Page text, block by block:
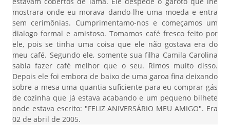
mostrara onde eu morava dando-lhe uma moeda e entra
sem cerimônias. Cumprimentamo-nos e começamos um
dialogo formal e amistoso. Tomamos café fresco feito por
ele, pois se tinha uma coisa que ele não gostava era do
meu café. Segundo ele, somente sua filha Camila Carolina
sabia fazer café melhor que o seu. Rimos muito disso.
Depois ele foi embora de baixo de uma garoa fina deixando
sobre a mesa uma quantia suficiente para eu comprar gás
de cozinha que já estava acabando e um pequeno bilhete
onde estava escrito: "FELIZ ANIVERSÁRIO MEU AMIGO". Era
02 de abril de 2005.